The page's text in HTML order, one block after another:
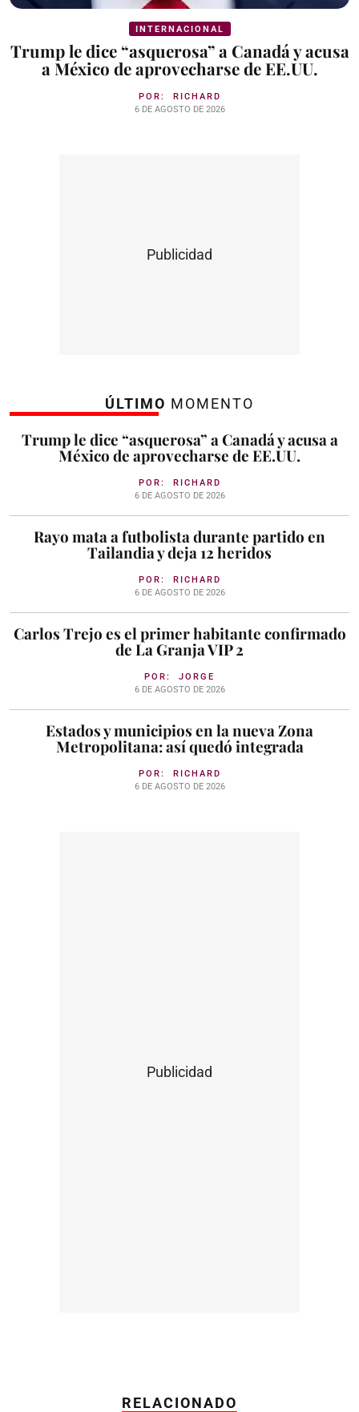
INTERNACIONAL
Trump le dice “asquerosa” a Canadá y acusa
a México de aprovecharse de EE.UU.
POR: RICHARD
6 DE AGOSTO DE 2026
Publicidad
ÚLTIMO MOMENTO
Trump le dice “asquerosa” a Canadá y acusa a
México de aprovecharse de EE.UU.
POR: RICHARD
6 DE AGOSTO DE 2026
Rayo mata a futbolista durante partido en
Tailandia y deja 12 heridos
POR: RICHARD
6 DE AGOSTO DE 2026
Carlos Trejo es el primer habitante confirmado
de La Granja VIP 2
POR: JORGE
6 DE AGOSTO DE 2026
Estados y municipios en la nueva Zona
Metropolitana: así quedó integrada
POR: RICHARD
6 DE AGOSTO DE 2026
Publicidad
RELACIONADO